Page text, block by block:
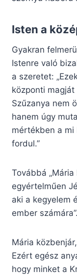
Isten a
Gyakran
Istenre való
a szeretet:
központi
Szűzanya nem
hanem úgy
mértékben a mi
fordul.”
Továbbá
egyértelműen
aki a kegyelem
ember számára”.
Mária
Ezért egész
hogy minket a